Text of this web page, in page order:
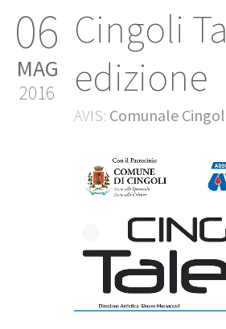
06
MAG
2016
Cingoli
edizione
AVIS: Comunale